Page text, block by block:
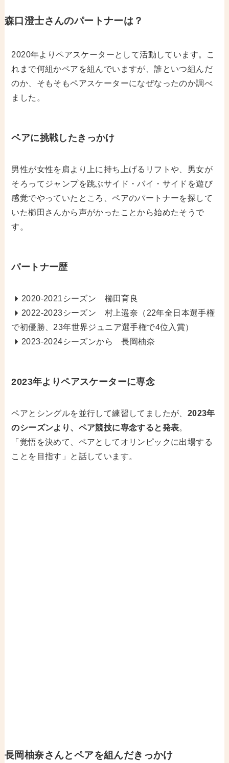
森口澄士さんのパートナーは？
2020年よりペアスケーターとして活動しています。こ
れまで何組かペアを組んでいますが、誰といつ組んだ
のか、そもそもペアスケーターになぜなったのか調べ
ました。
ペアに挑戦したきっかけ
男性が女性を肩より上に持ち上げるリフトや、男女が
そろってジャンプを跳ぶサイド・バイ・サイドを遊び
感覚でやっていたところ、ペアのパートナーを探して
いた櫛田さんから声がかったことから始めたそうで
す。
パートナー歴
2020-2021シーズン 櫛田育良
2022-2023シーズン 村上遥奈（22年全日本選手権
で初優勝、23年世界ジュニア選手権で4位入賞）
2023-2024シーズンから 長岡柚奈
2023年よりペアスケーターに専念
ペアとシングルを並行して練習してましたが、 2023年
のシーズンより、ペア競技に専念すると発表。
「覚悟を決めて、ペアとしてオリンピックに出場する
ことを目指す」と話しています。
長岡柚奈さんとペアを組んだきっかけ